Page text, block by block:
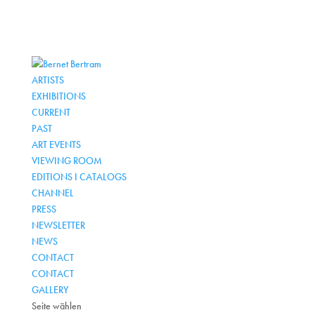
ARTISTS
EXHIBITIONS
CURRENT
PAST
ART EVENTS
VIEWING ROOM
EDITIONS I CATALOGS
CHANNEL
PRESS
NEWSLETTER
NEWS
CONTACT
CONTACT
GALLERY
Seite wählen